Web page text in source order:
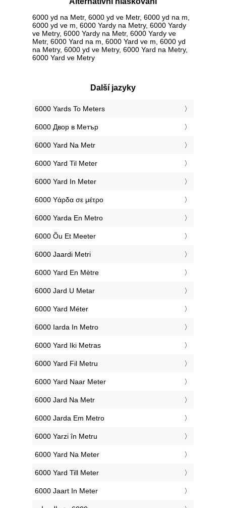
6000 yd na Metr, 6000 yd ve Metr, 6000 yd na m,
6000 yd ve m, 6000 Yardy na Metry, 6000 Yardy
ve Metry, 6000 Yardy na Metr, 6000 Yardy ve
Metr, 6000 Yard na m, 6000 Yard ve m, 6000 yd
na Metry, 6000 yd ve Metry, 6000 Yard na Metry,
6000 Yard ve Metry
Další jazyky
‎6000 Yards To Meters
‎6000 Двор в Метър
‎6000 Yard Na Metr
‎6000 Yard Til Meter
‎6000 Yard In Meter
‎6000 Υάρδα σε μέτρο
‎6000 Yarda En Metro
‎6000 Õu Et Meeter
‎6000 Jaardi Metri
‎6000 Yard En Mètre
‎6000 Jard U Metar
‎6000 Yard Méter
‎6000 Iarda In Metro
‎6000 Yard Iki Metras
‎6000 Yard Fil Metru
‎6000 Yard Naar Meter
‎6000 Jard Na Metr
‎6000 Jarda Em Metro
‎6000 Yarzi în Metru
‎6000 Yard Na Meter
‎6000 Yard Till Meter
‎6000 Jaart In Meter